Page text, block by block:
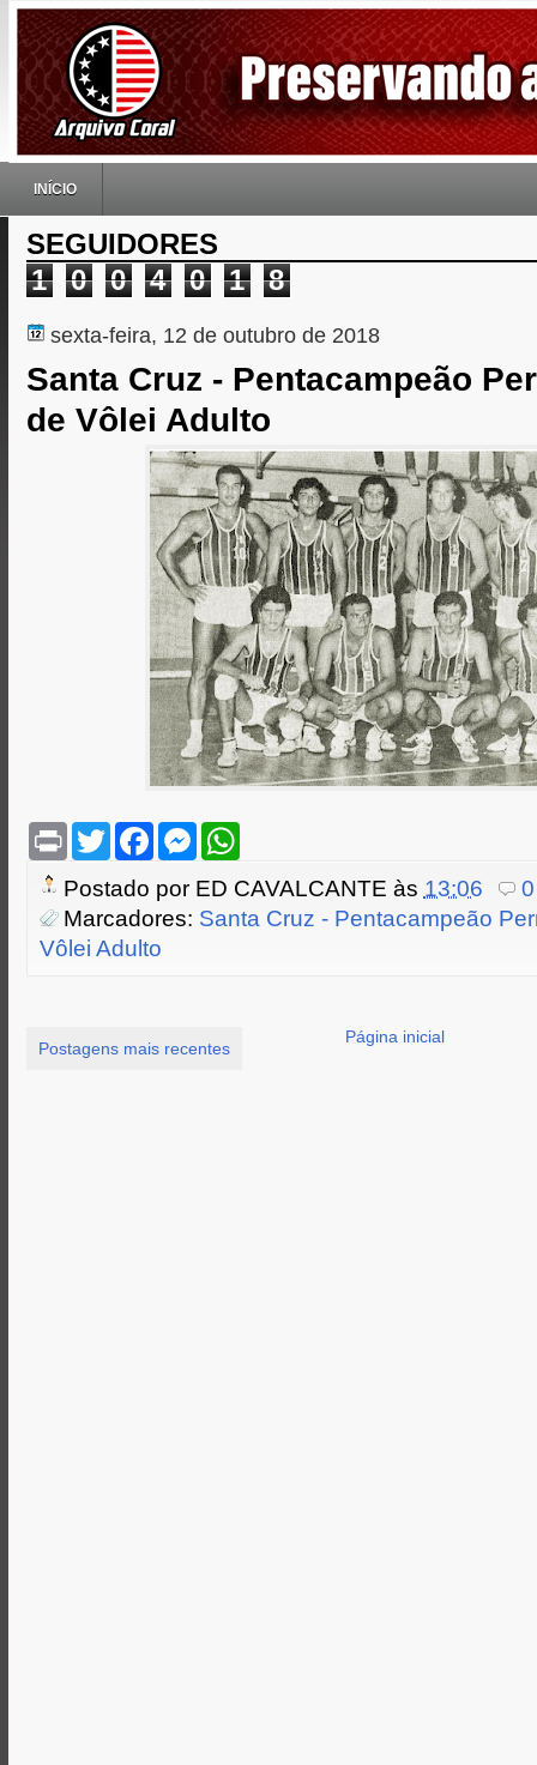
INÍCIO
SEGUIDORES
1
0 0 4 0 1 8
sexta-feira, 12 de outubro de 2018
Santa Cruz - Pentacampeão
de Vôlei Adulto
P
n
t
T
w
t
e
r
F
e
b
o
o
M
s
e
n
W
t
s
A
Postado por ED CAVALCANTE às 13:06
Marcadores: Santa Cruz - Pentacampeão
Vôlei Adulto
Postagens mais recentes
Página inicial